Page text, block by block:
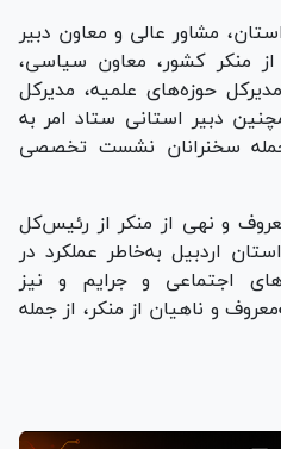
مشاور عالی و معاون دبیر
منکر کشور، معاون سیاسی،
حوزه‌های علمیه، مدیرکل
دبیر استانی ستاد امر به
سخنرانان نشست تخصصی
و نهی از منکر از رئیس‌کل
اردبیل به‌خاطر عملکرد در
اجتماعی و جرایم و نیز
و ناهیان از منکر، از جمله